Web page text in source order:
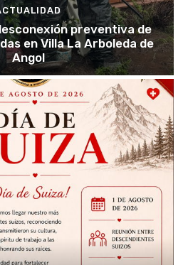
preventiva de
en Villa La Arboleda de
Angol